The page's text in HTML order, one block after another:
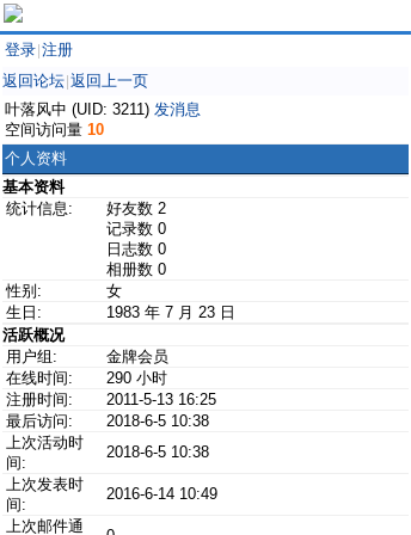
登录 注册
返回论坛 返回上一页
叶落风中 (UID: 3211) 发消息
空间访问量 10
个人资料
基本资料
统计信息:
好友数 2
记录数 0
日志数 0
相册数 0
性别:
女
生日:
1983 年 7 月 23 日
活跃概况
用户组:
金牌会员
在线时间:
290 小时
注册时间:
2011-5-13 16:25
最后访问:
2018-6-5 10:38
上次活动时
间:
2018-6-5 10:38
上次发表时
间:
2016-6-14 10:49
上次邮件通